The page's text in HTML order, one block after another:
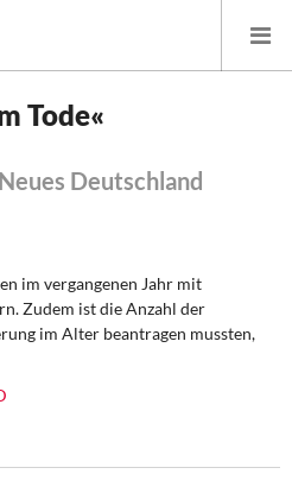
und Finanzpolitik
Tode«
Deutschland
im vergangenen Jahr mit
Zudem ist die Anzahl der
im Alter beantragen mussten,